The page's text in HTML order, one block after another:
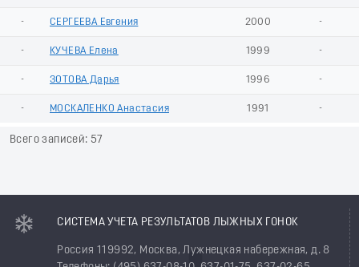
- СЕРГЕЕВА Евгения 2000 -
- КУЧЕВА Елена 1999 -
- ЗОТОВА Дарья 1996 -
- МОСКАЛЕНКО Анастасия 1991 -
Всего записей: 57
СИСТЕМА УЧЕТА РЕЗУЛЬТАТОВ ЛЫЖНЫХ ГОНОК
Россия 119992, Москва, Лужнецкая набережная, д. 8